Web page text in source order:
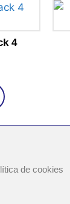
4
de cookies